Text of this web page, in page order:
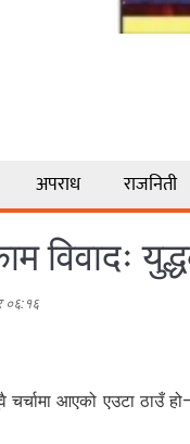
अपराध राजनिती
विवादः
०६:१६
आएको एउटा ठाउँ